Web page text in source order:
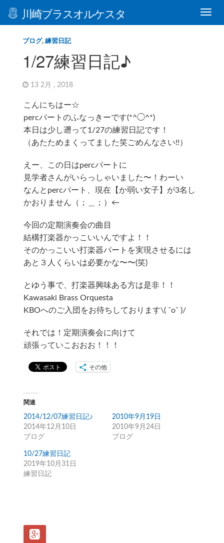
川崎ブラスオルケスタ
ブログ, 練習日記
1/27練習日記♪
13 2月 , 2018
こんにちはー☆
percパートのふなっきーです(*^◯^*)
本日は少し遡って1/27の練習日記です！
（あたためまくってました笑ごめんなさい!!）
えー、この日はpercパートに
見学者さんがいらっしゃいました〜！わーい
なんとpercパート、現在【か弱い女子】が3名し
かおりません（；＿；）←
今回の定期演奏会の曲目
結構打楽器かっこいいんですよ！！
そのかっこいい打楽器パートを実現させるには
あと３人くらいは必要かな〜〜(笑)
とゆう事で、打楽器興味ある方は是非！！
Kawasaki Brass Orquesta
KBOへのご入団をお待ちしております\( ˆoˆ )/
それでは！定期演奏会に向けて
頑張っていこおおお！！！
その他
関連
2014/12/07練習日記♪
2014年12月10日
ブログ
2010年9月19日
2010年9月24日
ブログ
10/27練習日記
2019年10月31日
練習日記